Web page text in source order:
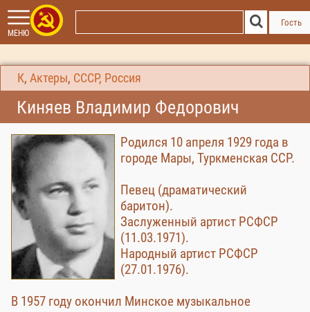
МЕНЮ
Гость
К, Актеры, СССР, Россия
Киняев Владимир Федорович
Родился 10 апреля 1929 года в
городе Мары, Туркменская ССР.
Певец (драматический
баритон).
Заслуженный артист РСФСР
(11.03.1971).
Народный артист РСФСР
(27.01.1976).
В 1957 году окончил Минское музыкальное